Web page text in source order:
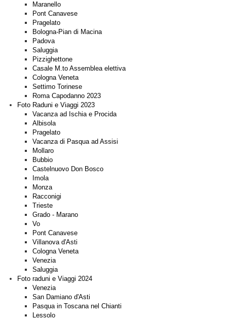
Maranello
Pont Canavese
Pragelato
Bologna-Pian di Macina
Padova
Saluggia
Pizzighettone
Casale M.to Assemblea elettiva
Cologna Veneta
Settimo Torinese
Roma Capodanno 2023
Foto Raduni e Viaggi 2023
Vacanza ad Ischia e Procida
Albisola
Pragelato
Vacanza di Pasqua ad Assisi
Mollaro
Bubbio
Castelnuovo Don Bosco
Imola
Monza
Racconigi
Trieste
Grado - Marano
Vo
Pont Canavese
Villanova d'Asti
Cologna Veneta
Venezia
Saluggia
Foto raduni e Viaggi 2024
Venezia
San Damiano d'Asti
Pasqua in Toscana nel Chianti
Lessolo